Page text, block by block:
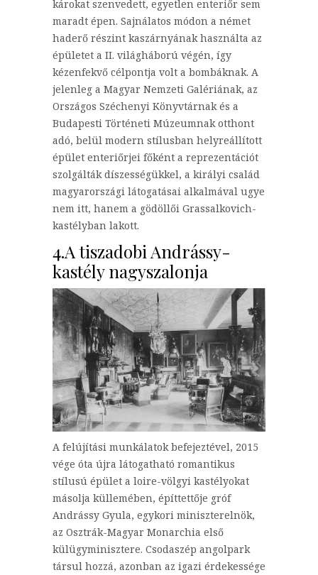
károkat szenvedett, egyetlen enteriőr sem
maradt épen. Sajnálatos módon a német
haderő részint kaszárnyának használta az
épületet a II. világháború végén, így
kézenfekvő célpontja volt a bombáknak. A
jelenleg a Magyar Nemzeti Galériának, az
Országos Széchenyi Könyvtárnak és a
Budapesti Történeti Múzeumnak otthont
adó, belül modern stílusban helyreállított
épület enteriőrjei főként a reprezentációt
szolgálták díszességükkel, a királyi család
magyarországi látogatásai alkalmával ugye
nem itt, hanem a gödöllői Grassalkovich-
kastélyban lakott.
4.A tiszadobi Andrássy-
kastély nagyszalonja
A felújítási munkálatok befejeztével, 2015
vége óta újra látogatható romantikus
stílusú épület a loire-völgyi kastélyokat
másolja küllemében, építtettője gróf
Andrássy Gyula, egykori miniszterelnök,
az Osztrák-Magyar Monarchia első
külügyminisztere. Csodaszép angolpark
társul hozzá, azonban az igazi érdekessége